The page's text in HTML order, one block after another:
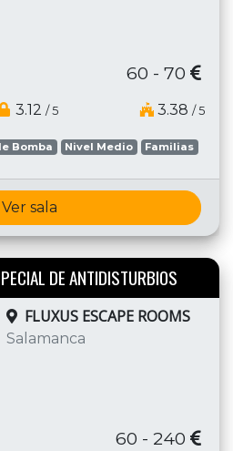
60 - 70
3.12 / 5 3.38 / 5
Bomba Nivel Medio Familias
Ver sala
DE ANTIDISTURBIOS
FLUXUS ESCAPE ROOMS
Salamanca
60 - 240